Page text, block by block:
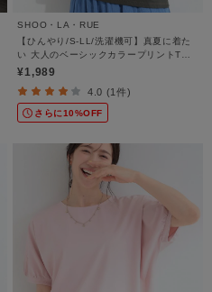
SHOO・LA・RUE
【ひんやり/S-LL/洗濯機可】真夏に着た
い 大人のベーシックカラープリントTシ
ャツ
¥1,989
4.0 (1件)
さらに10%OFF